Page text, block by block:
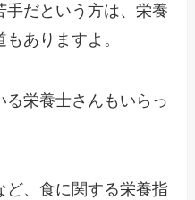
手だという方は、栄養
ありますよ。
栄養士さんもいらっ
ど、食に関する栄養指